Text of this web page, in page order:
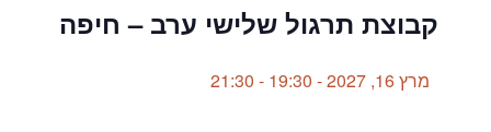
קבוצת תרגול שלישי ערב – חיפה
מרץ 16, 2027 - 19:30 -
21:30